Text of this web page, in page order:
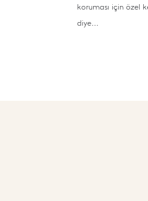
koruması için özel
diye...